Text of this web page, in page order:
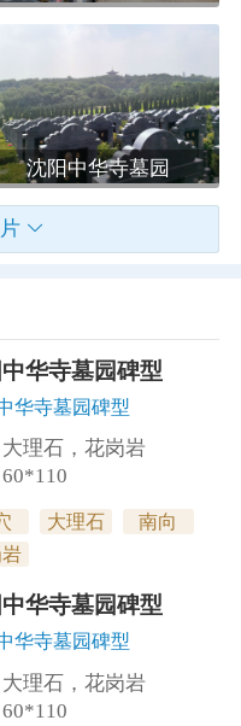
深。
沈阳中华寺墓园
华寺墓园碑型
华寺墓园碑型
大理石，花岗岩
60*110
大理石
南向
华寺墓园碑型
华寺墓园碑型
大理石，花岗岩
60*110